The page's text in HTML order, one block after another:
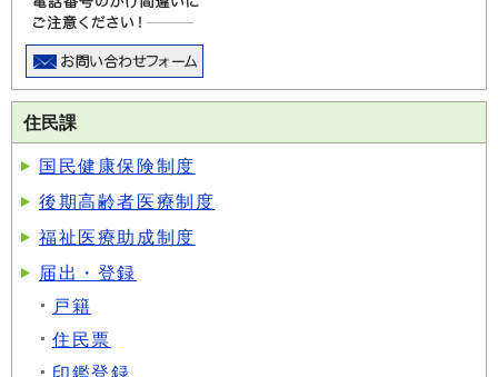
住民課
国民健康保険制度
後期高齢者医療制度
福祉医療助成制度
届出・登録
戸籍
住民票